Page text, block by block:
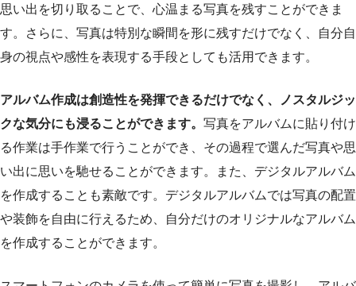
思い出を切り取ることで、心温まる写真を残すことができま
す。さらに、写真は特別な瞬間を形に残すだけでなく、自分自
身の視点や感性を表現する手段としても活用できます。
アルバム作成は創造性を発揮できるだけでなく、ノスタルジッ
クな気分にも浸ることができます。 写真をアルバムに貼り付け
る作業は手作業で行うことができ、その過程で選んだ写真や思
い出に思いを馳せることができます。また、デジタルアルバム
を作成することも素敵です。デジタルアルバムでは写真の配置
や装飾を自由に行えるため、自分だけのオリジナルなアルバム
を作成することができます。